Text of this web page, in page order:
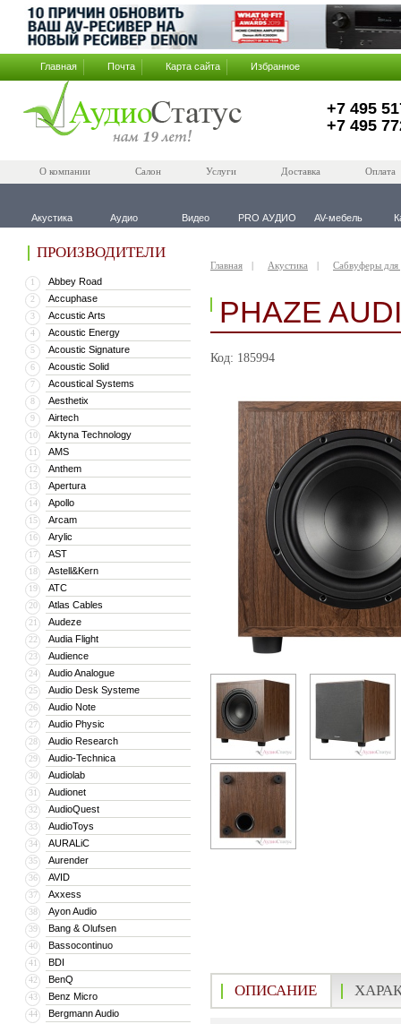
Главная Почта Карта сайта Избранное
+7 495
+7 495
О компании Салон Услуги Доставка Оплата
Акустика Аудио Видео PRO АУДИО AV-мебель
ПРОИЗВОДИТЕЛИ
1 Abbey Road
2 Accuphase
3 Accustic Arts
4 Acoustic Energy
5 Acoustic Signature
6 Acoustic Solid
7 Acoustical Systems
8 Aesthetix
9 Airtech
10 Aktyna Technology
11 AMS
12 Anthem
13 Apertura
14 Apollo
15 Arcam
16 Arylic
17 AST
18 Astell&Kern
19 ATC
20 Atlas Cables
21 Audeze
22 Audia Flight
23 Audience
24 Audio Analogue
25 Audio Desk Systeme
26 Audio Note
27 Audio Physic
28 Audio Research
29 Audio-Technica
30 Audiolab
31 Audionet
32 AudioQuest
33 AudioToys
34 AURALiC
35 Aurender
36 AVID
37 Axxess
38 Ayon Audio
39 Bang & Olufsen
40 Bassocontinuo
41 BDI
42 BenQ
43 Benz Micro
44 Bergmann Audio
Главная Акустика Сабвуферы для
PHAZE
Код: 185994
ОПИСАНИЕ